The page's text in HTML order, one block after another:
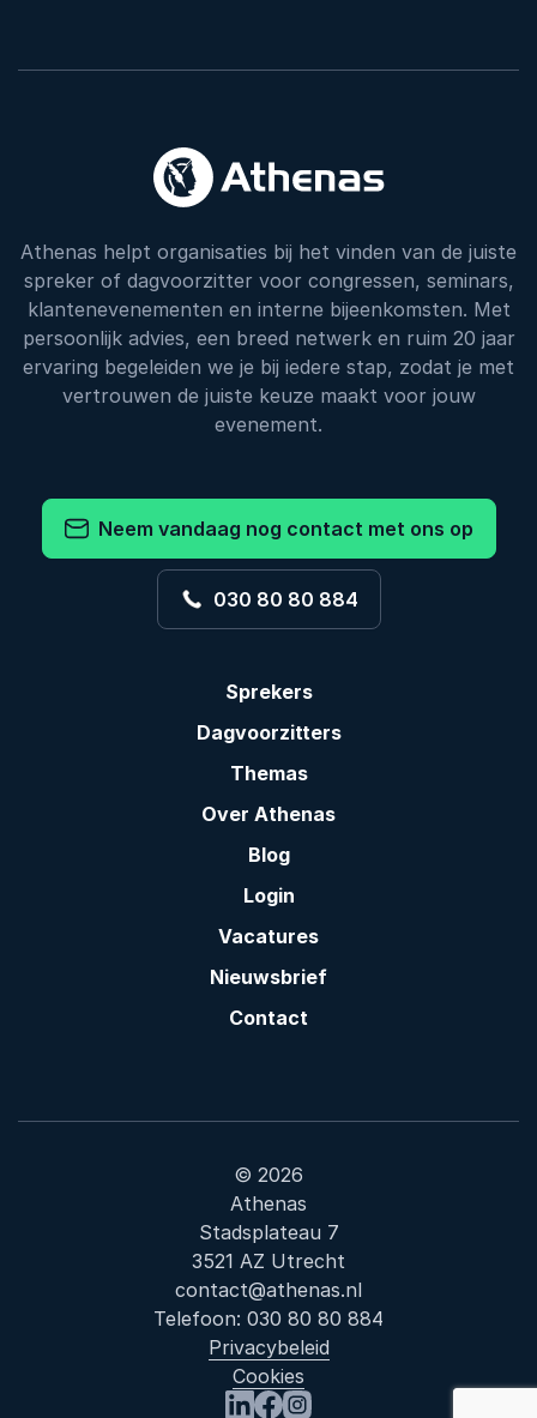
Athenas helpt organisaties bij het vinden van de juiste
spreker of dagvoorzitter voor congressen, seminars,
klantenevenementen en interne bijeenkomsten. Met
persoonlijk advies, een breed netwerk en ruim 20 jaar
ervaring begeleiden we je bij iedere stap, zodat je met
vertrouwen de juiste keuze maakt voor jouw
evenement.
Neem vandaag nog contact met ons op
030 80 80 884
Sprekers
Dagvoorzitters
Themas
Over Athenas
Blog
Login
Vacatures
Nieuwsbrief
Contact
© 2026
Athenas
Stadsplateau 7
3521 AZ Utrecht
contact@athenas.nl
Telefoon: 030 80 80 884
Privacybeleid
Cookies